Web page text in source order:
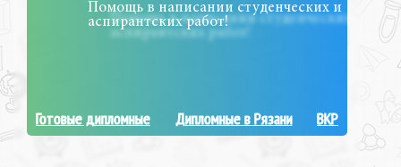
Помощь в написании студенческих и
аспирантских работ!
Готовые дипломные Дипломные в Рязани ВКР